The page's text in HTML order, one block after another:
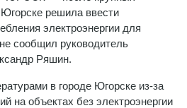
решила ввести
электроэнергии для
сообщил руководитель
Ряшин.
в городе Югорске из-за
на объектах без электроэнергии